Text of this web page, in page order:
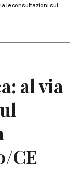
le consultazioni sul
al via
CE